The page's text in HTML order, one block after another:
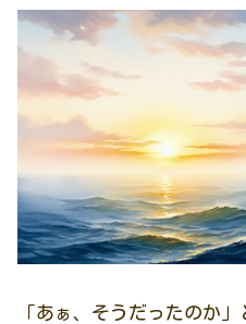
「あぁ、そうだったのか